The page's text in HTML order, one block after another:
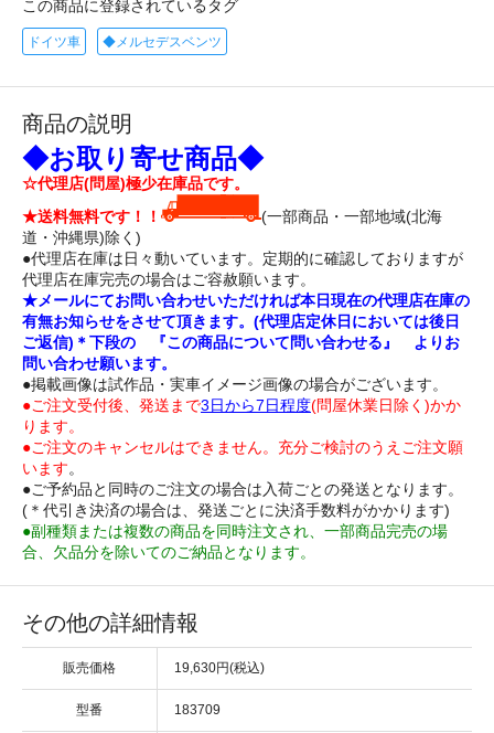
この商品に登録されているタグ
ドイツ車 ◆メルセデスベンツ
商品の説明
◆お取り寄せ商品◆
☆代理店(問屋)極少在庫品です。
★送料無料です！！
(一部商品・一部地域(北海
道・沖縄県)除く)
●代理店在庫は日々動いています。定期的に確認しておりますが
代理店在庫完売の場合はご容赦願います。
★メールにてお問い合わせいただければ本日現在の代理店在庫の
有無お知らせをさせて頂きます。(代理店定休日においては後日
ご返信)＊下段の 『この商品について問い合わせる』 よりお
問い合わせ願います。
●掲載画像は試作品・実車イメージ画像の場合がございます。
●ご注文受付後、発送まで3日から7日程度(問屋休業日除く)かか
ります。
●ご注文のキャンセルはできません。充分ご検討のうえご注文願
います。
●ご予約品と同時のご注文の場合は入荷ごとの発送となります。
(＊代引き決済の場合は、発送ごとに決済手数料がかかります)
●副種類または複数の商品を同時注文され、一部商品完売の場
合、欠品分を除いてのご納品となります。
その他の詳細情報
販売価格 19,630円(税込)
型番 183709